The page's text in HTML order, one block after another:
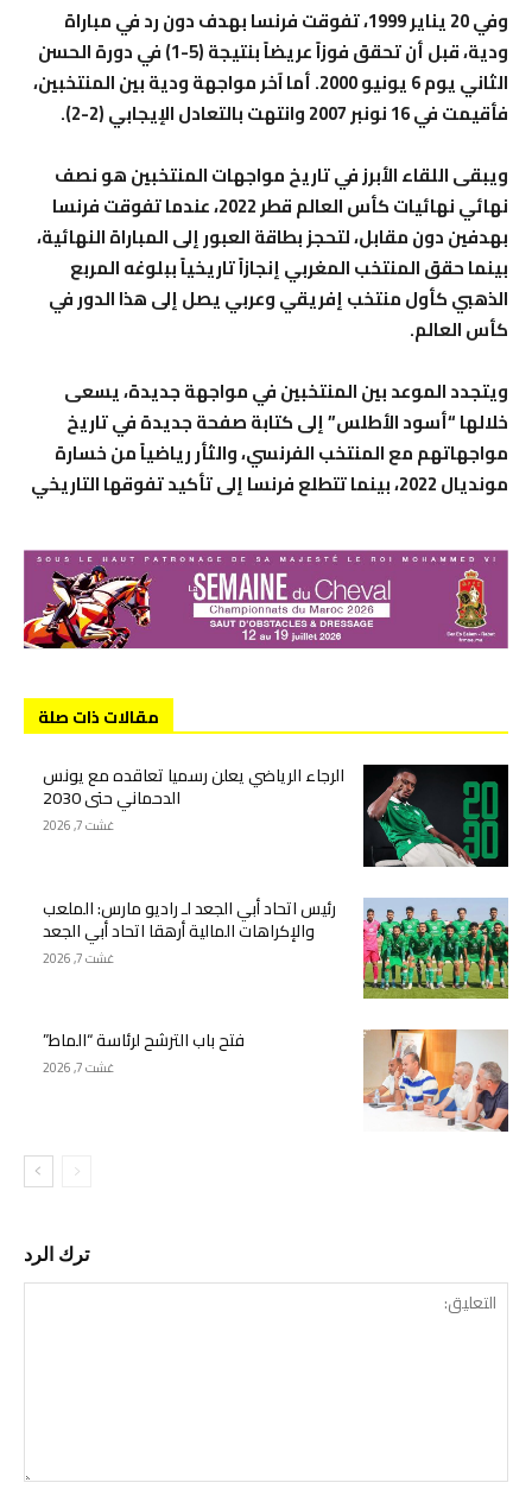
وفي 20 يناير 1999، تفوقت فرنسا بهدف دون رد في مباراة
ودية، قبل أن تحقق فوزاً عريضاً بنتيجة (5-1) في دورة الحسن
الثاني يوم 6 يونيو 2000. أما آخر مواجهة ودية بين المنتخبين،
فأقيمت في 16 نونبر 2007 وانتهت بالتعادل الإيجابي (2-2).
ويبقى اللقاء الأبرز في تاريخ مواجهات المنتخبين هو نصف
نهائي نهائيات كأس العالم قطر 2022، عندما تفوقت فرنسا
بهدفين دون مقابل، لتحجز بطاقة العبور إلى المباراة النهائية،
بينما حقق المنتخب المغربي إنجازاً تاريخياً ببلوغه المربع
الذهبي كأول منتخب إفريقي وعربي يصل إلى هذا الدور في
كأس العالم.
ويتجدد الموعد بين المنتخبين في مواجهة جديدة، يسعى
خلالها “أسود الأطلس” إلى كتابة صفحة جديدة في تاريخ
مواجهاتهم مع المنتخب الفرنسي، والثأر رياضياً من خسارة
مونديال 2022، بينما تتطلع فرنسا إلى تأكيد تفوقها التاريخي
مقالات ذات صلة
الرجاء الرياضي يعلن رسميا تعاقده مع يونس
الدحماني حتى 2030
غشت 7, 2026
رئيس اتحاد أبي الجعد لـ راديو مارس: الملعب
والإكراهات المالية أرهقا اتحاد أبي الجعد
غشت 7, 2026
فتح باب الترشح لرئاسة “الماط”
غشت 7, 2026
ترك الرد